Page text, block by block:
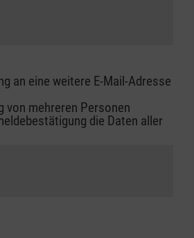
an eine weitere E-Mail-Adresse
von mehreren Personen
die Daten aller